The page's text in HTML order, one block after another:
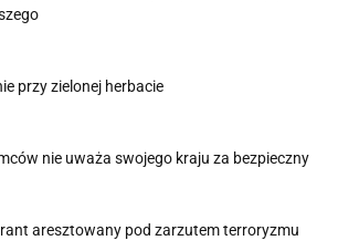
przy zielonej herbacie
nie uważa swojego kraju za bezpieczny
aresztowany pod zarzutem terroryzmu